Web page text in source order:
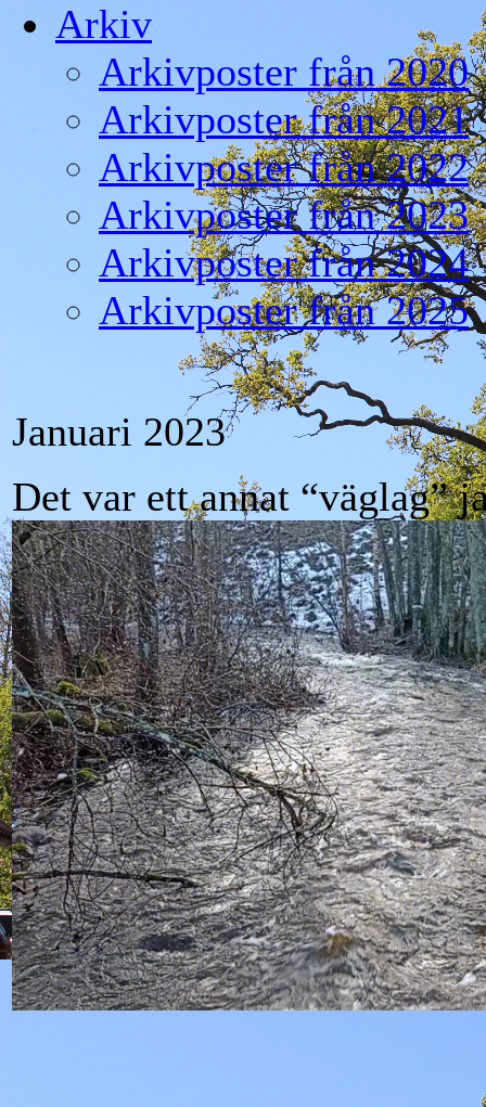
Arkiv
Arkivposter från 2020
Arkivposter från 2021
Arkivposter från 2022
Arkivposter från 2023
Arkivposter från 2024
Arkivposter från 2025
Januari 2023
Det var ett annat “väglag”